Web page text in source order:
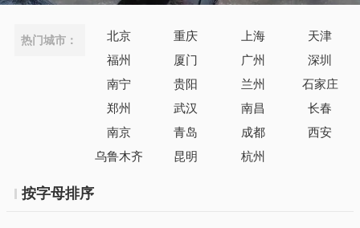
热门城市： 北京 重庆 上海
天津
福州
厦门 广州
深圳
南宁
贵阳 兰州
石家庄
郑州
武汉 南昌
长春
南京
青岛 成都
西安
乌鲁木齐
昆明 杭州
按字母排序